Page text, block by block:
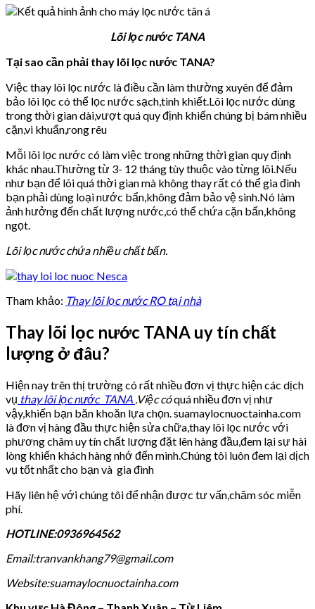
Lõi lọc nước TANA
Tại sao cần phải thay lõi lọc nước TANA?
Việc thay lõi lọc nước là điều cần làm thường xuyên để đảm
bảo lõi lọc có thể lọc nước sạch,tinh khiết.Lõi lọc nước dùng
trong thời gian dài,vượt quá quy định khiến chúng bị bám nhiều
cặn,vi khuẩn,rong rêu
Mỗi lõi lọc nước có làm việc trong những thời gian quy định
khác nhau.Thường từ 3- 12 tháng tùy thuộc vào từng lõi.Nếu
như bạn để lõi quá thời gian mà không thay rất có thể gia đình
bạn phải dùng loại nước bẩn,không đảm bảo vệ sinh.Nó làm
ảnh hưởng đến chất lượng nước,có thể chứa cặn bẩn,không
ngọt.
Lõi lọc nước chứa nhiều chất bẩn.
Tham khảo: Thay lõi lọc nước RO tại nhà
Thay lõi lọc nước TANA uy tín chất
lượng ở đâu?
Hiện nay trên thị trường có rất nhiều đơn vị thực hiện các dịch
vụ thay lõi lọc nước TANA .Việc cóquá nhiều đơn vị như
vậy,khiến bạn băn khoăn lựa chọn. suamaylocnuoctainha.com
là đơn vị hàng đầu thực hiện sửa chữa,thay lõi lọc nước với
phương châm uy tín chất lượng đặt lên hàng đầu,đem lại sự hài
lòng khiến khách hàng nhớ đến mình.Chúng tôi luôn đem lại dịch
vụ tốt nhất cho bạn và gia đình
Hãy liên hệ với chúng tôi để nhận được tư vấn,chăm sóc miễn
phí.
HOTLINE:0936964562
Email:tranvankhang79@gmail.com
Website:suamaylocnuoctainha.com